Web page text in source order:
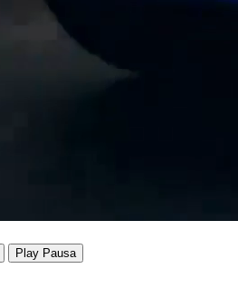
Play Pausa